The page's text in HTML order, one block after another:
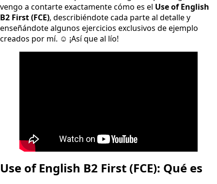
vengo a contarte exactamente cómo es el Use of English
B2 First (FCE), describiéndote cada parte al detalle y
enseñándote algunos ejercicios exclusivos de ejemplo
creados por mí. ☺️ ¡Así que al lío!
Use of English B2 First (FCE): Qué es